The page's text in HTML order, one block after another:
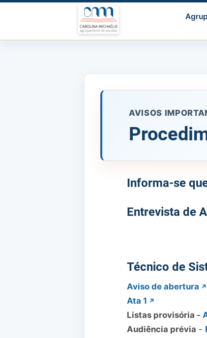
AVISOS
Informa-se
Entrevista de
Técnico de
Aviso de abertura
Ata 1
Listas provisória -
Audiência prévia -